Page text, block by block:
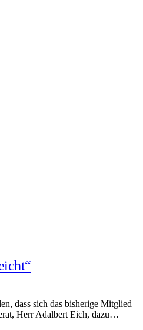
dass sich das bisherige Mitglied
Herr Adalbert Eich, dazu…